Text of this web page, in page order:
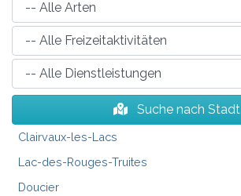
Suche nach Stadt
Clairvaux-les-Lacs
Lac-des-Rouges-Truites
Doucier